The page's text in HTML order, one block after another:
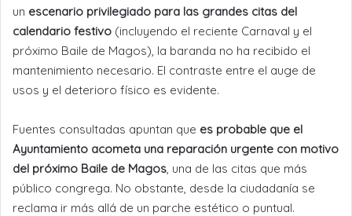
un escenario privilegiado para las grandes citas del
calendario festivo (incluyendo el reciente Carnaval y el
próximo Baile de Magos), la baranda no ha recibido el
mantenimiento necesario. El contraste entre el auge de
usos y el deterioro físico es evidente.
Fuentes consultadas apuntan que es probable que el
Ayuntamiento acometa una reparación urgente con motivo
del próximo Baile de Magos , una de las citas que más
público congrega. No obstante, desde la ciudadanía se
reclama ir más allá de un parche estético o puntual.